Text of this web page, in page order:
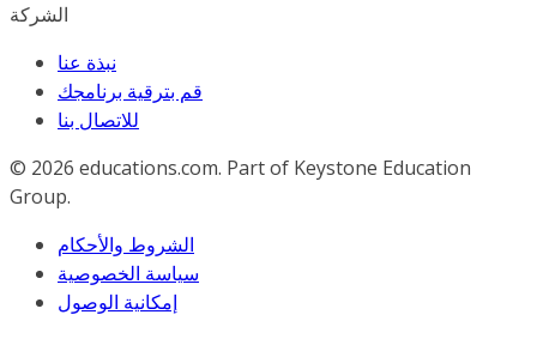
الشركة
نبذة عنا
قم بترقية برنامجك
للاﺗﺼﺎل ﺑﻨﺎ
© 2026 educations.com. Part of Keystone Education
Group.
الشروط والأحكام
سياسة الخصوصية
إمكانية الوصول